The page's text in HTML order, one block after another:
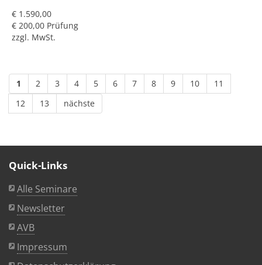
€ 1.590,00
€ 200,00 Prüfung
zzgl. MwSt.
1 2 3 4 5 6 7 8 9 10
11
12
13 nächste
Quick-Links
Alle Seminare
Newsletter
AVB
Impressum